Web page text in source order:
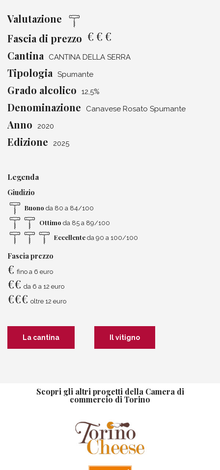
Valutazione
Fascia di prezzo €€€
Cantina CANTINA DELLA SERRA
Tipologia Spumante
Grado alcolico 12,5%
Denominazione Canavese Rosato Spumante
Anno 2020
Edizione 2025
Legenda
Giudizio
Buono da 80 a 84/100
Ottimo da 85 a 89/100
Eccellente da 90 a 100/100
Fascia prezzo
€ fino a 6 euro
€€ da 6 a 12 euro
€€€ oltre 12 euro
La cantina Il vitigno
Scopri gli altri progetti della Camera di
commercio di Torino